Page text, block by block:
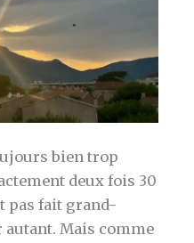
bien trop
deux fois 30
pas fait grand-
autant. Mais comme